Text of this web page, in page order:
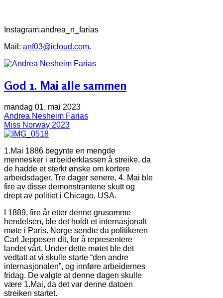
Instagram:andrea_n_farias
Mail: anf03@icloud.com.
God 1. Mai alle sammen
mandag 01. mai 2023
Andrea Nesheim Farias
Miss Norway 2023
1.Mai 1886 begynte en mengde
mennesker i arbeiderklassen å streike, da
de hadde et sterkt ønske om kortere
arbeidsdager. Tre dager senere, 4. Mai ble
fire av disse demonstrantene skutt og
drept av politiet i Chicago, USA.
I 1889, fire år etter denne grusomme
hendelsen, ble det holdt et internasjonalt
møte i Paris. Norge sendte da politikeren
Carl Jeppesen dit, for å representere
landet vårt. Under dette møtet ble det
vedtatt at vi skulle starte “den andre
internasjonalen”, og innføre arbeidernes
fridag. De valgte at denne dagen skulle
være 1.Mai, da det var denne datoen
streiken startet.